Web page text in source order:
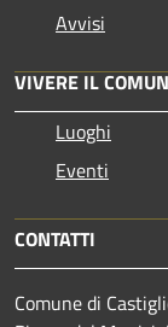
Avvisi
VIVERE IL
Luoghi
Eventi
CONTATTI
Comune di